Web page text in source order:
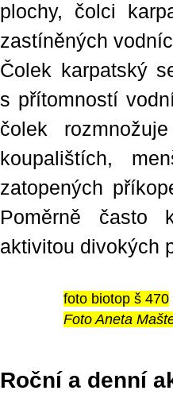
plochy, čolci
zastíněných
Čolek karpatský
s přítomností
čolek
koupalištích,
zatopených
Poměrně často
aktivitou divokých
foto biotop š 470
Foto Aneta
Roční a denní